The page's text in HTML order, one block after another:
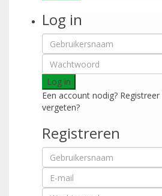
Log in
Log in
Een account nodig? Registreer
vergeten?
Registreren